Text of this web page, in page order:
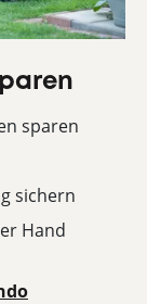
sparen
sichern
Hand